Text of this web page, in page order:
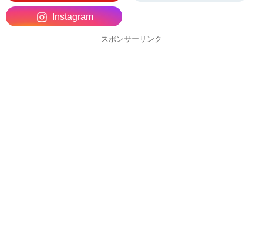
Instagram
スポンサーリンク